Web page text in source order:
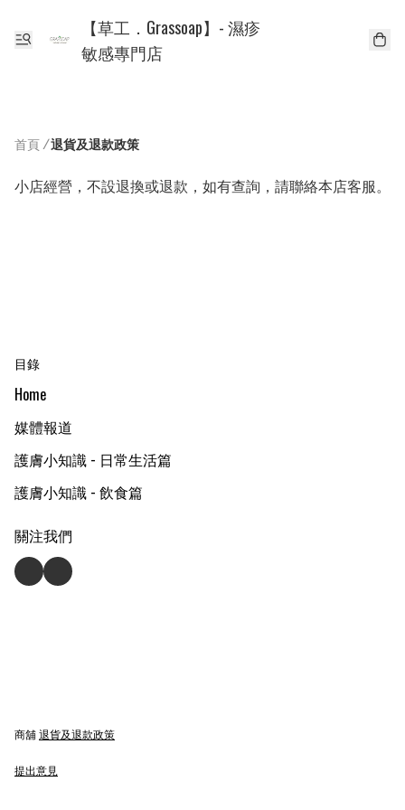
【草工．Grassoap】- 濕疹
敏感專門店
首頁/退貨及退款政策
小店經營，不設退換或退款，如有查詢，請聯絡本店客服。
目錄
Home
媒體報道
護膚小知識 - 日常生活篇
護膚小知識 - 飲食篇
關注我們
商舖退貨及退款政策
提出意見